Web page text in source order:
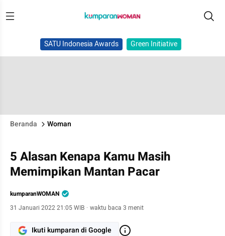
SATU Indonesia Awards Green Initiative
Beranda Woman
5 Alasan Kenapa Kamu Masih
Memimpikan Mantan Pacar
kumparanWOMAN
31 Januari 2022 21:05 WIB · waktu baca 3 menit
Ikuti kumparan di Google